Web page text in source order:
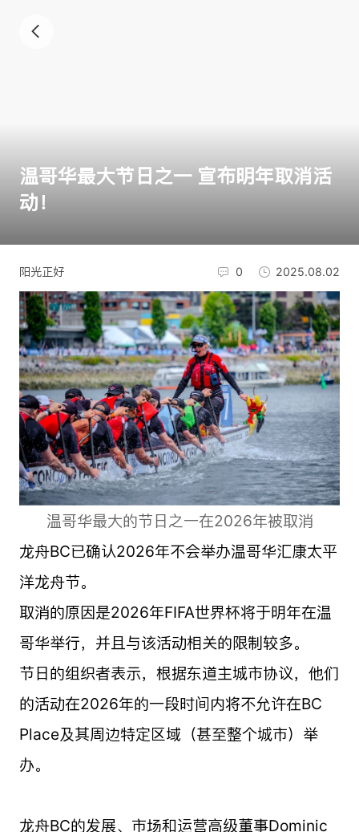
温哥华最大节日之一 宣布明年取消活
动！
阳光正好 0 2025.08.02
温哥华最大的节日之一在2026年被取消
龙舟BC已确认2026年不会举办温哥华汇康太平
洋龙舟节。
取消的原因是2026年FIFA世界杯将于明年在温
哥华举行，并且与该活动相关的限制较多。
节日的组织者表示，根据东道主城市协议，他们
的活动在2026年的一段时间内将不允许在BC
Place及其周边特定区域（甚至整个城市）举
办。
龙舟BC的发展、市场和运营高级董事Dominic